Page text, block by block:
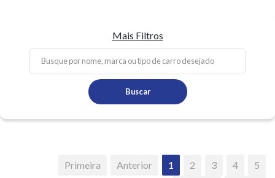
Mais Filtros
Buscar
Primeira Anterior 1 2 3 4
5